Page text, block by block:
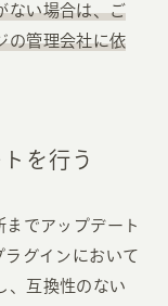
ない場合は、ご
の管理会社に依
を行う
でアップデート
ラグインにおいて
、互換性のない